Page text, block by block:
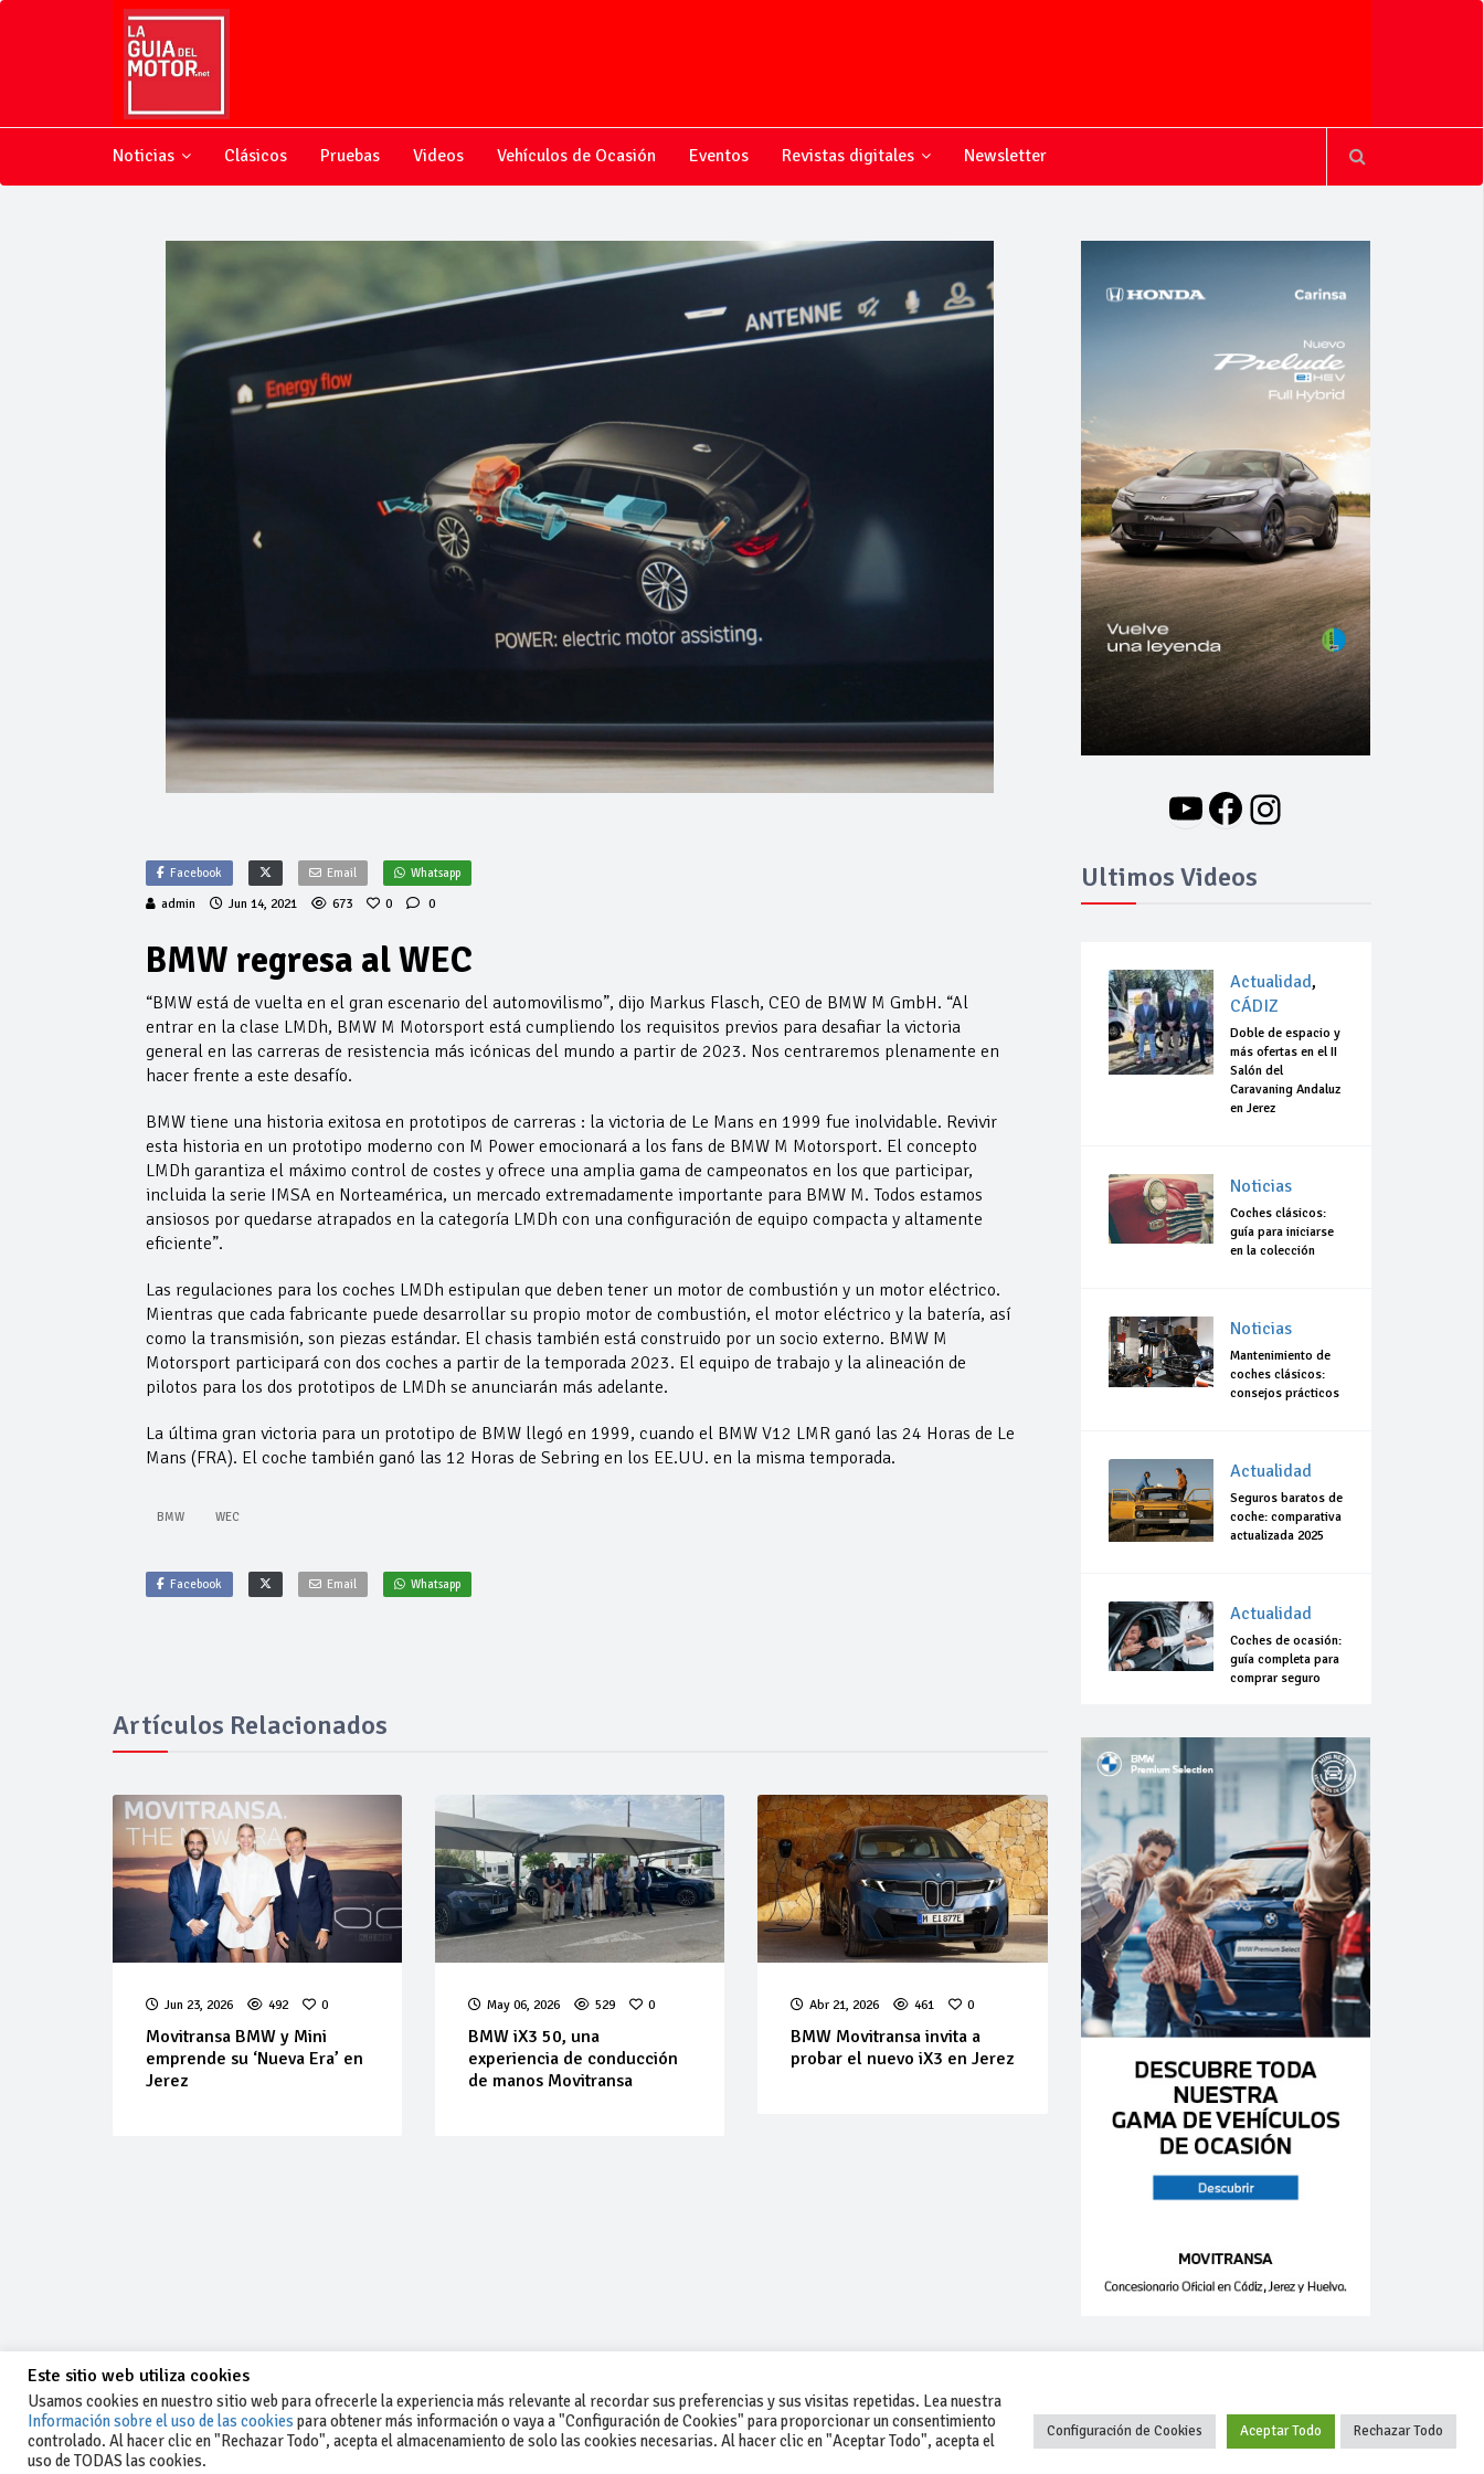
Noticias Clásicos Pruebas Videos Vehículos de Ocasión Eventos Revistas digitales Newsletter
Facebook Email Whatsapp
admin Jun 14, 2021 673 0 0
BMW regresa al WEC
“BMW está de vuelta en el gran escenario del automovilismo”, dijo Markus Flasch, CEO de BMW M GmbH. “Al
entrar en la clase LMDh, BMW M Motorsport está cumpliendo los requisitos previos para desafiar la victoria
general en las carreras de resistencia más icónicas del mundo a partir de 2023. Nos centraremos plenamente en
hacer frente a este desafío.
BMW tiene una historia exitosa en prototipos de carreras : la victoria de Le Mans en 1999 fue inolvidable. Revivir
esta historia en un prototipo moderno con M Power emocionará a los fans de BMW M Motorsport. El concepto
LMDh garantiza el máximo control de costes y ofrece una amplia gama de campeonatos en los que participar,
incluida la serie IMSA en Norteamérica, un mercado extremadamente importante para BMW M. Todos estamos
ansiosos por quedarse atrapados en la categoría LMDh con una configuración de equipo compacta y altamente
eficiente”.
Las regulaciones para los coches LMDh estipulan que deben tener un motor de combustión y un motor eléctrico.
Mientras que cada fabricante puede desarrollar su propio motor de combustión, el motor eléctrico y la batería, así
como la transmisión, son piezas estándar. El chasis también está construido por un socio externo. BMW M
Motorsport participará con dos coches a partir de la temporada 2023. El equipo de trabajo y la alineación de
pilotos para los dos prototipos de LMDh se anunciarán más adelante.
La última gran victoria para un prototipo de BMW llegó en 1999, cuando el BMW V12 LMR ganó las 24 Horas de Le
Mans (FRA). El coche también ganó las 12 Horas de Sebring en los EE.UU. en la misma temporada.
BMW WEC
Facebook Email Whatsapp
Artículos Relacionados
Jun 23, 2026 492 0
Movitransa BMW y Mini
emprende su ‘Nueva Era’ en
Jerez
May 06, 2026 529 0
BMW iX3 50, una
experiencia de conducción
de manos Movitransa
Abr 21, 2026 461 0
BMW Movitransa invita a
probar el nuevo iX3 en Jerez
YouTube
Facebook
Instagram
Ultimos Videos
Actualidad,
CÁDIZ
Doble de espacio y
más ofertas en el II
Salón del
Caravaning Andaluz
en Jerez
Noticias
Coches clásicos:
guía para iniciarse
en la colección
Noticias
Mantenimiento de
coches clásicos:
consejos prácticos
Actualidad
Seguros baratos de
coche: comparativa
actualizada 2025
Actualidad
Coches de ocasión:
guía completa para
comprar seguro
-Aviso legal y condiciones generales
-Contacto
+34 627 35 00 36
Este sitio web utiliza cookies
Usamos cookies en nuestro sitio web para ofrecerle la experiencia más relevante al recordar sus preferencias y sus visitas repetidas. Lea nuestra
Información sobre el uso de las cookies para obtener más información o vaya a "Configuración de Cookies" para proporcionar un consentimiento
controlado. Al hacer clic en "Rechazar Todo", acepta el almacenamiento de solo las cookies necesarias. Al hacer clic en "Aceptar Todo", acepta el
uso de TODAS las cookies.
Configuración de Cookies Aceptar Todo Rechazar Todo